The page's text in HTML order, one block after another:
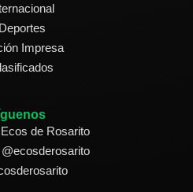
Deportes
Impresa
de Rosarito